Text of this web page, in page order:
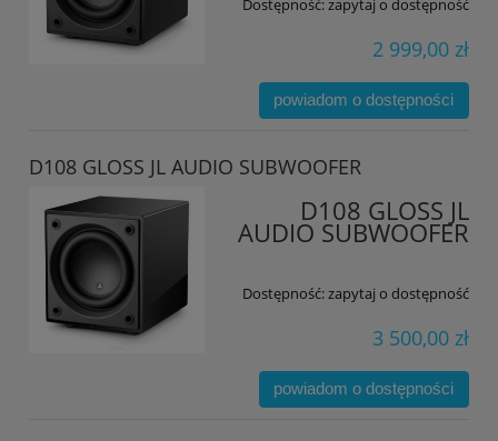
Dostępność:zapytaj o dostępność
2 999,00 zł
powiadom o dostępności
D108 GLOSS JL AUDIO SUBWOOFER
D108 GLOSS JL
AUDIO SUBWOOFER
Dostępność:zapytaj o dostępność
3 500,00 zł
powiadom o dostępności